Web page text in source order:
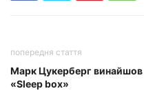
попередня стаття
Марк Цукерберг винайшов
«Sleep box»